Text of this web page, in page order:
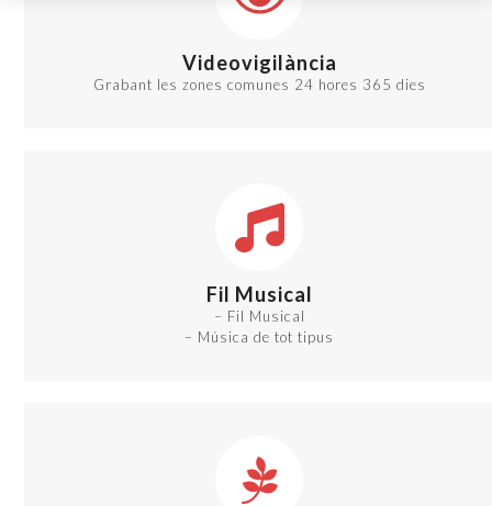
Videovigilància
Grabant les zones comunes 24 hores 365 dies
Fil Musical
– Fil Musical
– Música de tot tipus